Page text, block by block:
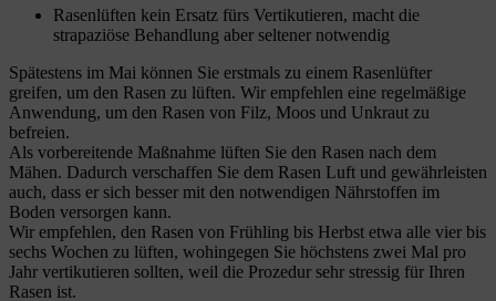
Rasenlüften kein Ersatz fürs Vertikutieren, macht die
strapaziöse Behandlung aber seltener notwendig
Spätestens im Mai können Sie erstmals zu einem Rasenlüfter
greifen, um den Rasen zu lüften. Wir empfehlen eine regelmäßige
Anwendung, um den Rasen von Filz, Moos und Unkraut zu
befreien.
Als vorbereitende Maßnahme lüften Sie den Rasen nach dem
Mähen. Dadurch verschaffen Sie dem Rasen Luft und gewährleisten
auch, dass er sich besser mit den notwendigen Nährstoffen im
Boden versorgen kann.
Wir empfehlen, den Rasen von Frühling bis Herbst etwa alle vier bis
sechs Wochen zu lüften, wohingegen Sie höchstens zwei Mal pro
Jahr vertikutieren sollten, weil die Prozedur sehr stressig für Ihren
Rasen ist.